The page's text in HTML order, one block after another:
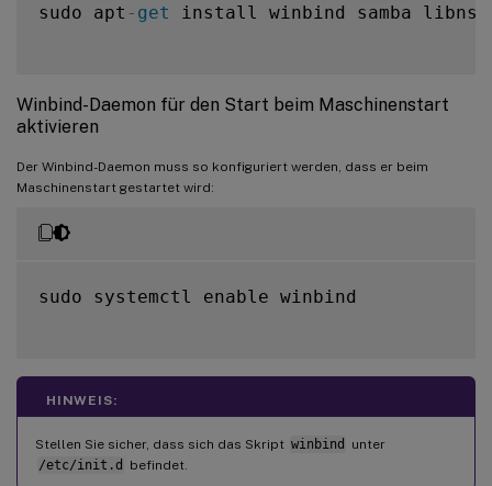
sudo apt - get install winbind samba libnss
Winbind-Daemon für den Start beim Maschinenstart
aktivieren
Der Winbind-Daemon muss so konfiguriert werden, dass er beim
Maschinenstart gestartet wird:
sudo systemctl enable winbind
HINWEIS:
Stellen Sie sicher, dass sich das Skript winbind
unter
/etc/init.d
befindet.